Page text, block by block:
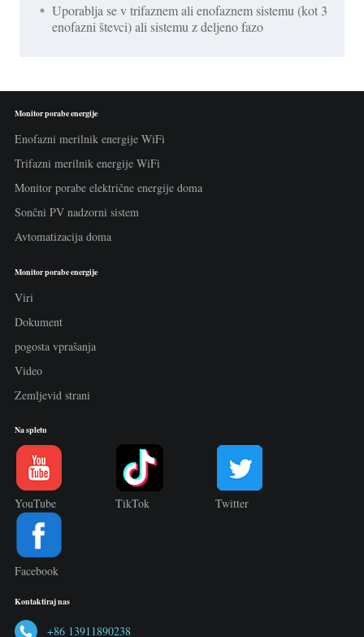
Uporablja se v trifaznem ali enofaznem sistemu (kot 3
enofazni števci) ali sistemu z deljeno fazo
Monitor porabe energije
Enofazni merilnik energije WiFi
Trifazni merilnik energije WiFi
Monitor porabe električne energije doma
Sončni PV nadzorni sistem
Avtomatizacija doma
Monitor porabe energije
Viri
Dokument
pogosta vprašanja
Video
Zemljevid strani
Na spletu
YouTube TikTok Twitter
Facebook
Kontaktiraj nas
+86 13911890238